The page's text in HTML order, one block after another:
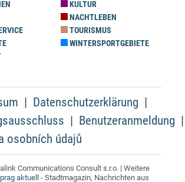
KULTUR
NACHTLEBEN
TOURISMUS
WINTERSPORTGEBIETE
Datenschutzerklärung
Benutzeranmeldung
osobních údajů
Communications Consult s.r.o. | Weitere
prag aktuell - Stadtmagazin, Nachrichten aus